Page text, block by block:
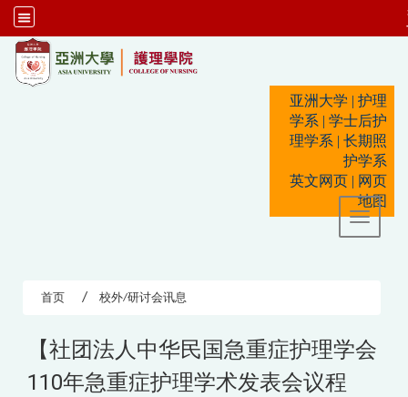
亚洲大学 | 护理
学系 | 学士后护
理学系 | 长期照
护学系
英文网页 | 网页
地图
Toggle
首页 校外/研讨会讯息
【社团法人中华民国急重症护理学会
110年急重症护理学术发表会议程